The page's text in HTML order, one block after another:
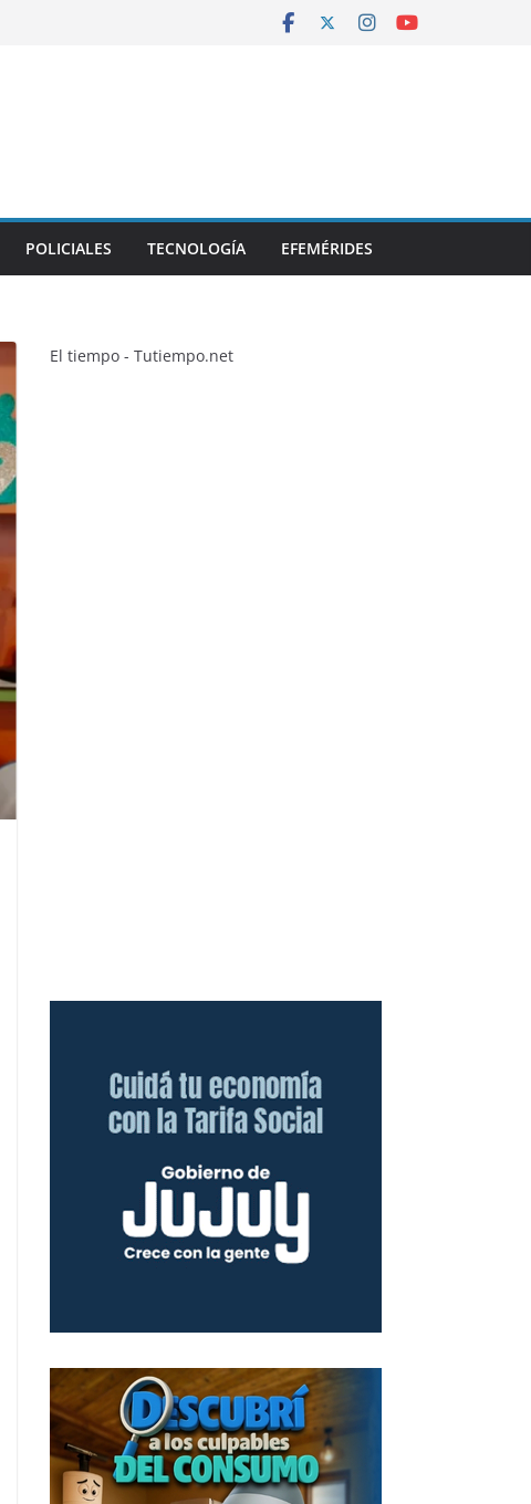
POLICIALES TECNOLOGÍA EFEMÉRIDES
El tiempo - Tutiempo.net